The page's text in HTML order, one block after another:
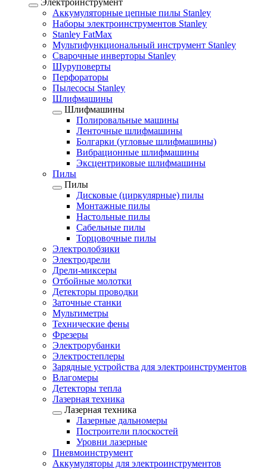
Электроинструмент
Аккумуляторные цепные пилы Stanley
Наборы электроинструментов Stanley
Stanley FatMax
Мультифункциональный инструмент Stanley
Сварочные инверторы Stanley
Шуруповерты
Перфораторы
Пылесосы Stanley
Шлифмашины
Шлифмашины
Полировальные машины
Ленточные шлифмашины
Болгарки (угловые шлифмашины)
Вибрационные шлифмашины
Эксцентриковые шлифмашины
Пилы
Пилы
Дисковые (циркулярные) пилы
Монтажные пилы
Настольные пилы
Сабельные пилы
Торцовочные пилы
Электролобзики
Электродрели
Дрели-миксеры
Отбойные молотки
Детекторы проводки
Заточные станки
Мультиметры
Технические фены
Фрезеры
Электрорубанки
Электростеплеры
Зарядные устройства для электроинструментов
Влагомеры
Детекторы тепла
Лазерная техника
Лазерная техника
Лазерные дальномеры
Построители плоскостей
Уровни лазерные
Пневмоинструмент
Аккумуляторы для электроинструментов